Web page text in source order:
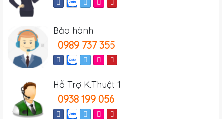
Bảo hành
0989 737 355
Hỗ Trợ K.Thuật 1
0938 199 056